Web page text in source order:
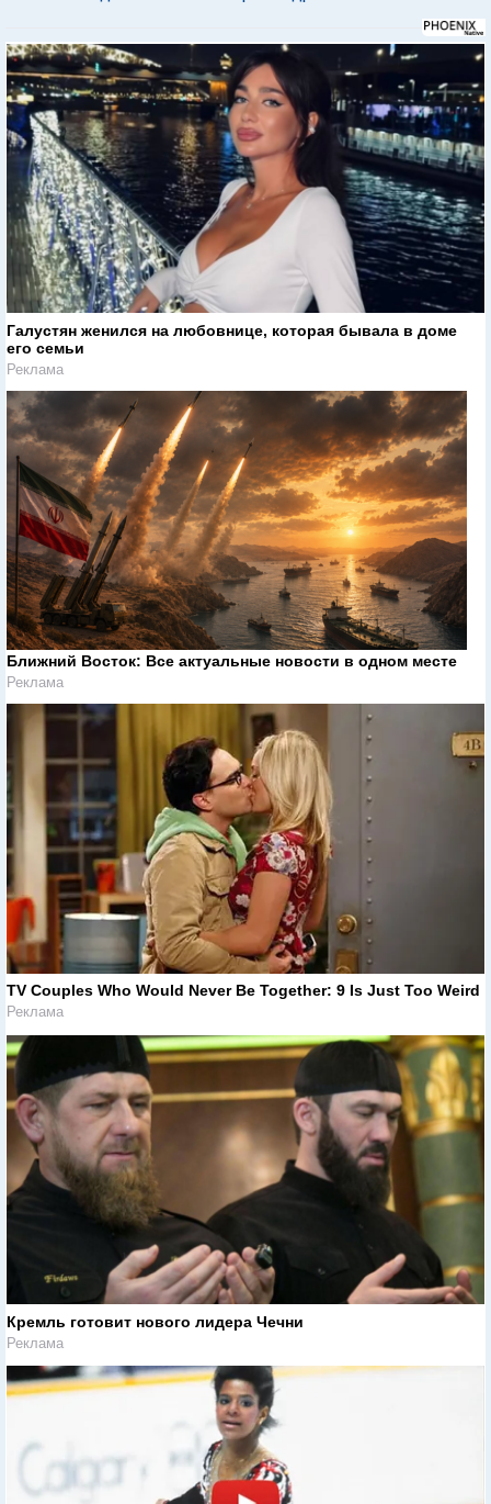
Галустян женился на любовнице, которая бывала в доме
его семьи
Реклама
Ближний Восток: Все актуальные новости в одном месте
Реклама
TV Couples Who Would Never Be Together: 9 Is Just Too Weird
Реклама
Кремль готовит нового лидера Чечни
Реклама